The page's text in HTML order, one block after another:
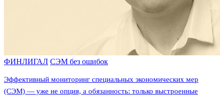
ФИНЛИГАЛ СЭМ без ошибок
Эффективный мониторинг специальных экономических мер
(СЭМ) — уже не опция, а обязанность: только выстроенные